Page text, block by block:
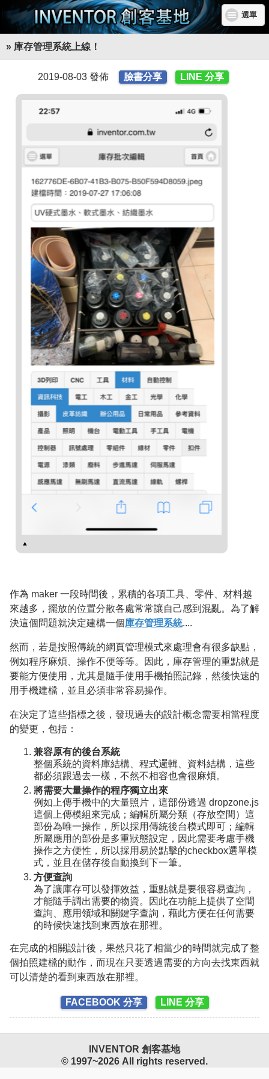
選單
» 庫存管理系統上線！
2019-08-03 發佈 臉書分享 LINE 分享
▲
作為 maker 一段時間後，累積的各項工具、零件、材料越
來越多，擺放的位置分散各處常常讓自己感到混亂。為了解
決這個問題就決定建構一個庫存管理系統....
然而，若是按照傳統的網頁管理模式來處理會有很多缺點，
例如程序麻煩、操作不便等等。因此，庫存管理的重點就是
要能方便使用，尤其是隨手使用手機拍照記錄，然後快速的
用手機建檔，並且必須非常容易操作。
在決定了這些指標之後，發現過去的設計概念需要相當程度
的變更，包括：
兼容原有的後台系統
整個系統的資料庫結構、程式邏輯、資料結構，這些
都必須跟過去一樣，不然不相容也會很麻煩。
將需要大量操作的程序獨立出來
例如上傳手機中的大量照片，這部份透過 dropzone.js
這個上傳模組來完成；編輯所屬分類（存放空間）這
部份為唯一操作，所以採用傳統後台模式即可；編輯
所屬應用的部份是多重狀態設定，因此需要考慮手機
操作之方便性，所以採用易於點擊的checkbox選單模
式，並且在儲存後自動換到下一筆。
方便查詢
為了讓庫存可以發揮效益，重點就是要很容易查詢，
才能隨手調出需要的物資。因此在功能上提供了空間
查詢、應用領域和關鍵字查詢，藉此方便在任何需要
的時候快速找到東西放在那裡。
在完成的相關設計後，果然只花了相當少的時間就完成了整
個拍照建檔的動作，而現在只要透過需要的方向去找東西就
可以清楚的看到東西放在那裡。
FACEBOOK 分享 LINE 分享
INVENTOR 創客基地
© 1997~2026 All rights reserved.